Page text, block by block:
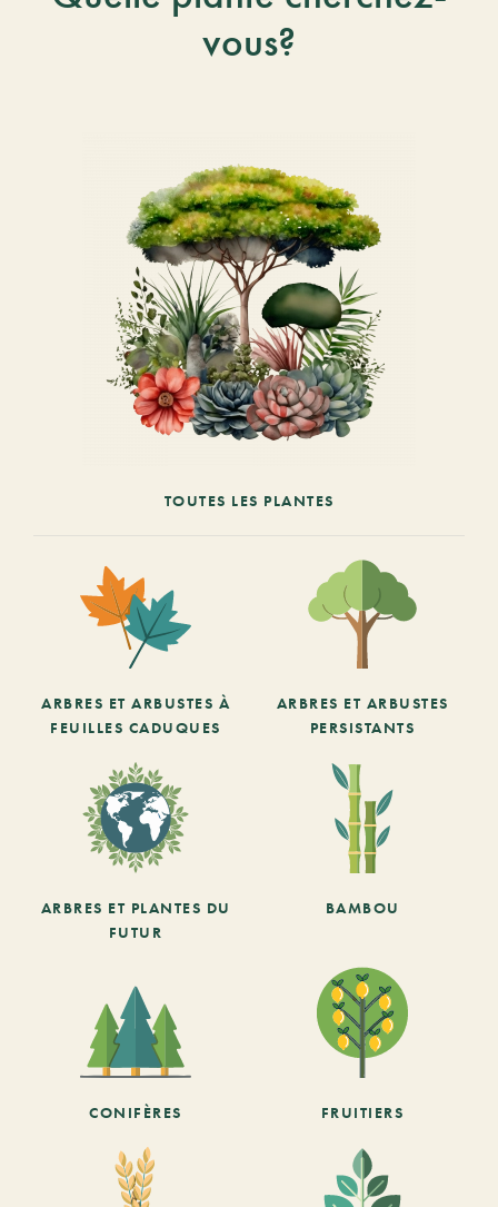
vous?
TOUTES LES PLANTES
ARBRES ET ARBUSTES À
FEUILLES CADUQUES
ARBRES ET ARBUSTES
PERSISTANTS
ARBRES ET PLANTES DU
FUTUR
BAMBOU
CONIFÈRES FRUITIERS